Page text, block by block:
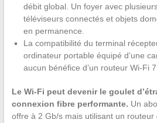
débit global. Un foyer avec
téléviseurs connectés et objets
en permanence.
La compatibilité du terminal
ordinateur portable équipé d’une
aucun bénéfice d’un routeur Wi-Fi
Le Wi-Fi peut devenir le goulet
connexion fibre performante. Un
offre à 2 Gb/s mais utilisant un